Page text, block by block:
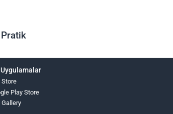
Pratik
Store
Play Store